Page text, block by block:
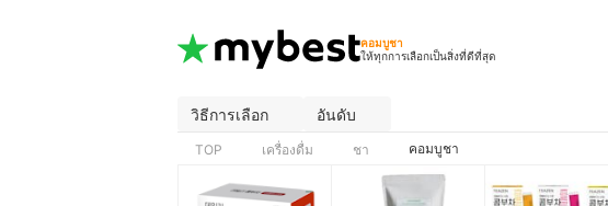
คอมบูชา
ให้ทุกการเลือกเป็นสิ่งที่ดีที่สุด
วิธีการเลือก อันดับ
TOP เครื่องดื่ม ชา คอมบูชา